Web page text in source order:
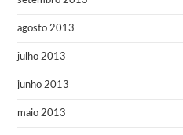
agosto 2013
julho 2013
junho 2013
maio 2013